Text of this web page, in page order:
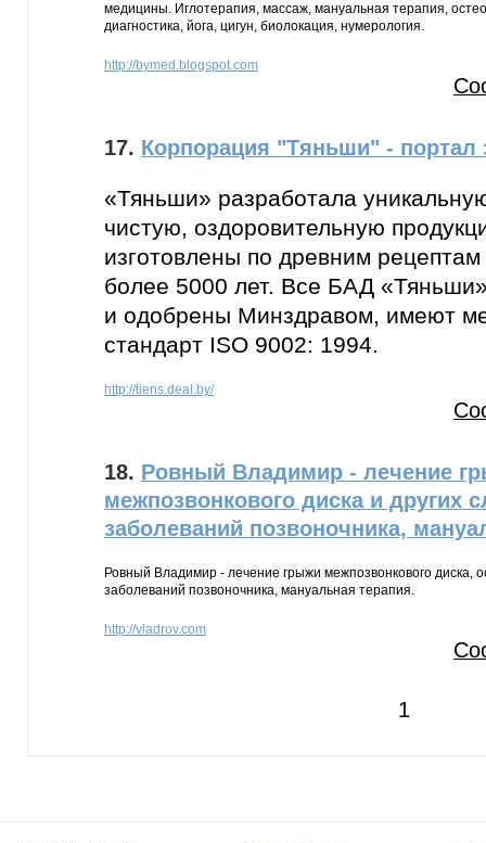
медицины. Иглотерапия, массаж, мануальная терапия,
диагностика, йога, цигун, биолокация, нумерология.
http://bymed.blogspot.com
17. Корпорация "Тяньши" - портал
«Тяньши» разработала
чистую, оздоровительную
изготовлены по древним
более 5000 лет. Все БАД
и одобрены Минздравом, имеют
стандарт ISO 9002: 1994.
http://tiens.deal.by/
18. Ровный Владимир - лечение
межпозвонкового диска и других
заболеваний позвоночника,
Ровный Владимир - лечение грыжи межпозвонкового диска,
заболеваний позвоночника, мануальная терапия.
http://vladrov.com
1